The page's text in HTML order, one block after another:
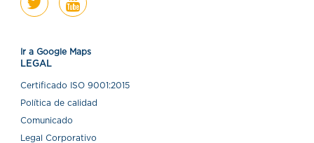
Ir a Google Maps
LEGAL
Certiﬁcado ISO 9001:2015
Política de calidad
Comunicado
Legal Corporativo